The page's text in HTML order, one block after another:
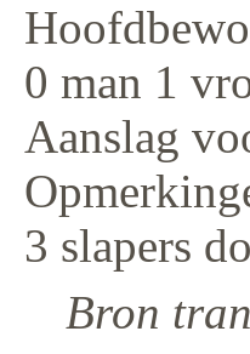
0 man 1
Aanslag
3 slapers
Bron